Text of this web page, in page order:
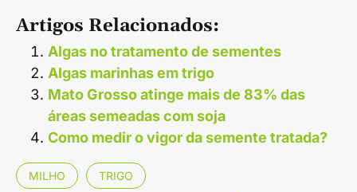
Artigos Relacionados:
Algas no tratamento de sementes
Algas marinhas em trigo
Mato Grosso atinge mais de 83% das
áreas semeadas com soja
Como medir o vigor da semente tratada?
MILHO TRIGO